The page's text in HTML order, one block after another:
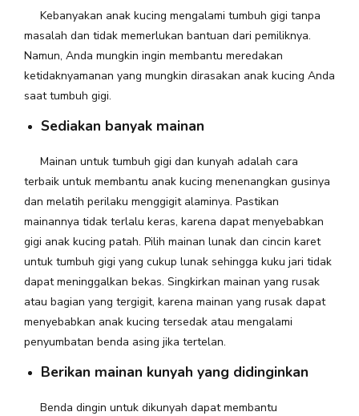
Kebanyakan anak kucing mengalami tumbuh gigi tanpa
masalah dan tidak memerlukan bantuan dari pemiliknya.
Namun, Anda mungkin ingin membantu meredakan
ketidaknyamanan yang mungkin dirasakan anak kucing Anda
saat tumbuh gigi.
Sediakan banyak mainan
Mainan untuk tumbuh gigi dan kunyah adalah cara
terbaik untuk membantu anak kucing menenangkan gusinya
dan melatih perilaku menggigit alaminya. Pastikan
mainannya tidak terlalu keras, karena dapat menyebabkan
gigi anak kucing patah. Pilih mainan lunak dan cincin karet
untuk tumbuh gigi yang cukup lunak sehingga kuku jari tidak
dapat meninggalkan bekas. Singkirkan mainan yang rusak
atau bagian yang tergigit, karena mainan yang rusak dapat
menyebabkan anak kucing tersedak atau mengalami
penyumbatan benda asing jika tertelan.
Berikan mainan kunyah yang didinginkan
Benda dingin untuk dikunyah dapat membantu